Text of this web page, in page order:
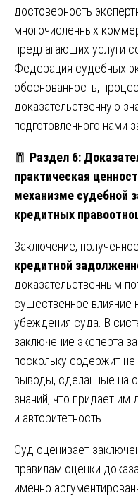
достоверность
многочисленных
предлагающих услуги
Федерация судебных
обоснованность,
доказательственную
подготовленного нами
🧧 Раздел 6:
практическая
механизме судебной
кредитных
Заключение,
кредитной
доказательственным
существенное влияние
убеждения суда. В
заключение эксперта
поскольку содержит
выводы, сделанные на
знаний, что придает им
и авторитетность.
Суд оценивает
правилам оценки
именно